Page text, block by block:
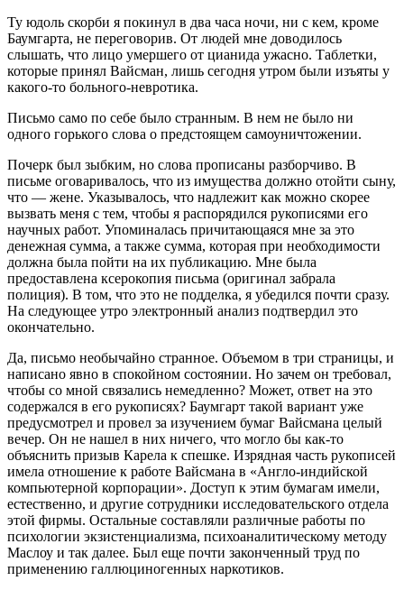
Ту юдоль скорби я покинул в два часа ночи, ни с кем, кроме
Баумгарта, не переговорив. От людей мне доводилось
слышать, что лицо умершего от цианида ужасно. Таблетки,
которые принял Вайсман, лишь сегодня утром были изъяты у
какого‑то больного‑невротика.
Письмо само по себе было странным. В нем не было ни
одного горького слова о предстоящем самоуничтожении.
Почерк был зыбким, но слова прописаны разборчиво. В
письме оговаривалось, что из имущества должно отойти сыну,
что — жене. Указывалось, что надлежит как можно скорее
вызвать меня с тем, чтобы я распорядился рукописями его
научных работ. Упоминалась причитающаяся мне за это
денежная сумма, а также сумма, которая при необходимости
должна была пойти на их публикацию. Мне была
предоставлена ксерокопия письма (оригинал забрала
полиция). В том, что это не подделка, я убедился почти сразу.
На следующее утро электронный анализ подтвердил это
окончательно.
Да, письмо необычайно странное. Объемом в три страницы, и
написано явно в спокойном состоянии. Но зачем он требовал,
чтобы со мной связались немедленно? Может, ответ на это
содержался в его рукописях? Баумгарт такой вариант уже
предусмотрел и провел за изучением бумаг Вайсмана целый
вечер. Он не нашел в них ничего, что могло бы как‑то
объяснить призыв Карела к спешке. Изрядная часть рукописей
имела отношение к работе Вайсмана в «Англо‑индийской
компьютерной корпорации». Доступ к этим бумагам имели,
естественно, и другие сотрудники исследовательского отдела
этой фирмы. Остальные составляли различные работы по
психологии экзистенциализма, психоаналитическому методу
Маслоу и так далее. Был еще почти законченный труд по
применению галлюциногенных наркотиков.